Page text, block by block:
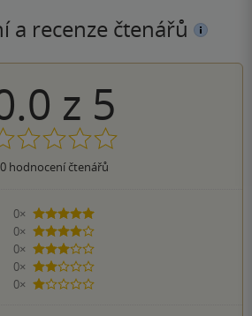
a recenze čtenářů
z 5
0hodnocení čtenářů
0×
5 hvězdiček
0×
4 hvězdičky
0×
3 hvězdičky
0×
2 hvězdičky
0×
1 hvezdička